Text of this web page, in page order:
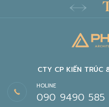
HOLINE
090 9490 585
CTY CP KIẾN TRÚC